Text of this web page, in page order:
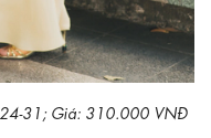
31; Giá: 310.000 VNĐ